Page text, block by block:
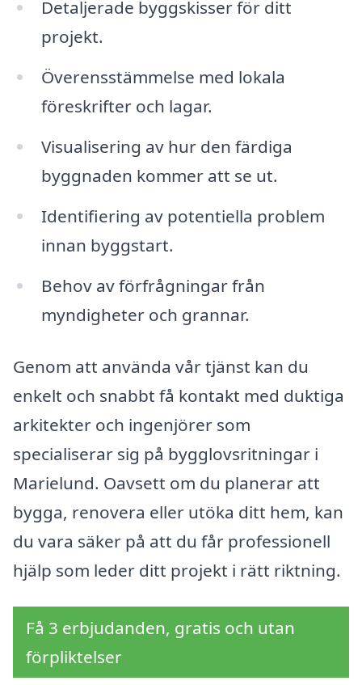
Detaljerade byggskisser för ditt
projekt.
Överensstämmelse med lokala
föreskrifter och lagar.
Visualisering av hur den färdiga
byggnaden kommer att se ut.
Identifiering av potentiella problem
innan byggstart.
Behov av förfrågningar från
myndigheter och grannar.
Genom att använda vår tjänst kan du
enkelt och snabbt få kontakt med duktiga
arkitekter och ingenjörer som
specialiserar sig på bygglovsritningar i
Marielund. Oavsett om du planerar att
bygga, renovera eller utöka ditt hem, kan
du vara säker på att du får professionell
hjälp som leder ditt projekt i rätt riktning.
Få 3 erbjudanden, gratis och utan
förpliktelser